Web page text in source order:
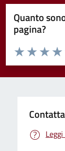
Quanto
pagina?
Valuta da 1 a 5
Valuta
Valuta 2
Valuta 1 stelle